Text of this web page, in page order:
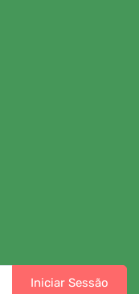
Iniciar Sessão